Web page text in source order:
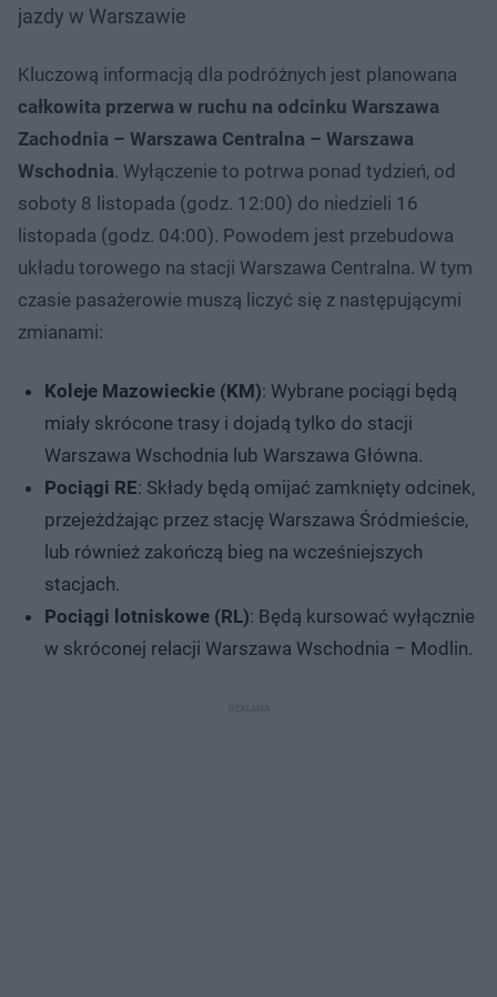
jazdy w Warszawie
Kluczową informacją dla podróżnych jest planowana
całkowita przerwa w ruchu na odcinku Warszawa
Zachodnia – Warszawa Centralna – Warszawa
Wschodnia. Wyłączenie to potrwa ponad tydzień, od
soboty 8 listopada (godz. 12:00) do niedzieli 16
listopada (godz. 04:00). Powodem jest przebudowa
układu torowego na stacji Warszawa Centralna. W tym
czasie pasażerowie muszą liczyć się z następującymi
zmianami:
Koleje Mazowieckie (KM): Wybrane pociągi będą
miały skrócone trasy i dojadą tylko do stacji
Warszawa Wschodnia lub Warszawa Główna.
Pociągi RE: Składy będą omijać zamknięty odcinek,
przejeżdżając przez stację Warszawa Śródmieście,
lub również zakończą bieg na wcześniejszych
stacjach.
Pociągi lotniskowe (RL): Będą kursować wyłącznie
w skróconej relacji Warszawa Wschodnia – Modlin.